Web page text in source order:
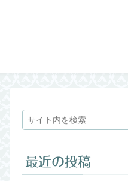
最近の投稿